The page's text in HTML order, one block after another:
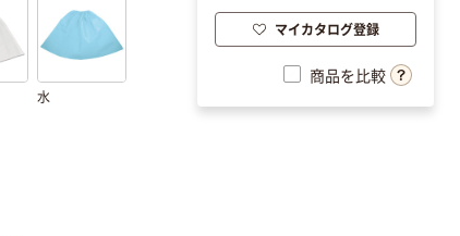
水
マイカタログ登録
商品を比較